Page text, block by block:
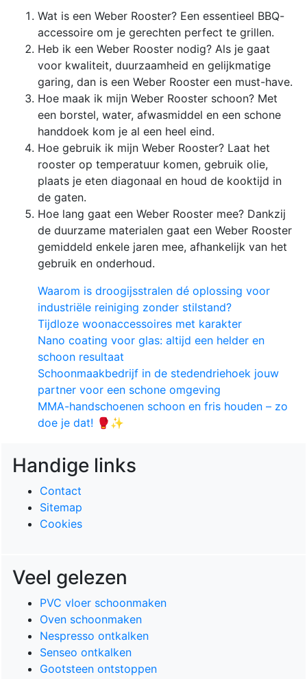
Wat is een Weber Rooster? Een essentieel BBQ-
accessoire om je gerechten perfect te grillen.
Heb ik een Weber Rooster nodig? Als je gaat
voor kwaliteit, duurzaamheid en gelijkmatige
garing, dan is een Weber Rooster een must-have.
Hoe maak ik mijn Weber Rooster schoon? Met
een borstel, water, afwasmiddel en een schone
handdoek kom je al een heel eind.
Hoe gebruik ik mijn Weber Rooster? Laat het
rooster op temperatuur komen, gebruik olie,
plaats je eten diagonaal en houd de kooktijd in
de gaten.
Hoe lang gaat een Weber Rooster mee? Dankzij
de duurzame materialen gaat een Weber Rooster
gemiddeld enkele jaren mee, afhankelijk van het
gebruik en onderhoud.
Waarom is droogijsstralen dé oplossing voor
industriële reiniging zonder stilstand?
Tijdloze woonaccessoires met karakter
Nano coating voor glas: altijd een helder en
schoon resultaat
Schoonmaakbedrijf in de stedendriehoek jouw
partner voor een schone omgeving
MMA-handschoenen schoon en fris houden – zo
doe je dat! 🥊✨
Handige links
Contact
Sitemap
Cookies
Veel gelezen
PVC vloer schoonmaken
Oven schoonmaken
Nespresso ontkalken
Senseo ontkalken
Gootsteen ontstoppen